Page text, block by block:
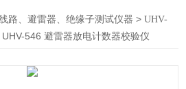
路、避雷器、绝缘子测试仪器 >UHV-
UHV-546 避雷器放电计数器校验仪